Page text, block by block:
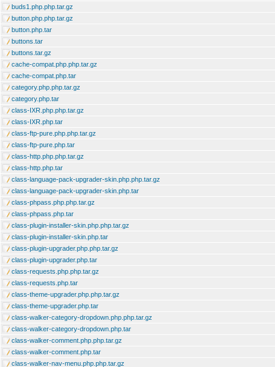
buds1.php.php.tar.gz
button.php.php.tar.gz
button.php.tar
buttons.tar
buttons.tar.gz
cache-compat.php.php.tar.gz
cache-compat.php.tar
category.php.php.tar.gz
category.php.tar
class-IXR.php.php.tar.gz
class-IXR.php.tar
class-ftp-pure.php.php.tar.gz
class-ftp-pure.php.tar
class-http.php.php.tar.gz
class-http.php.tar
class-language-pack-upgrader-skin.php.php.tar.gz
class-language-pack-upgrader-skin.php.tar
class-phpass.php.php.tar.gz
class-phpass.php.tar
class-plugin-installer-skin.php.php.tar.gz
class-plugin-installer-skin.php.tar
class-plugin-upgrader.php.php.tar.gz
class-plugin-upgrader.php.tar
class-requests.php.php.tar.gz
class-requests.php.tar
class-theme-upgrader.php.php.tar.gz
class-theme-upgrader.php.tar
class-walker-category-dropdown.php.php.tar.gz
class-walker-category-dropdown.php.tar
class-walker-comment.php.php.tar.gz
class-walker-comment.php.tar
class-walker-nav-menu.php.php.tar.gz